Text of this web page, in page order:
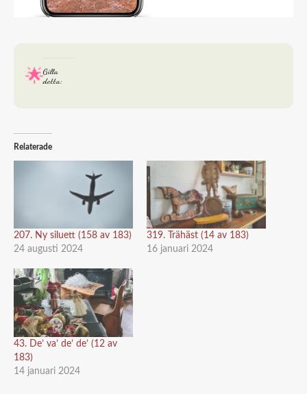
Gilla
detta:
Relaterade
207. Ny siluett (158 av 183)
24 augusti 2024
319. Trähäst (14 av 183)
16 januari 2024
43. De’ va’ de’ de’ (12 av
183)
14 januari 2024